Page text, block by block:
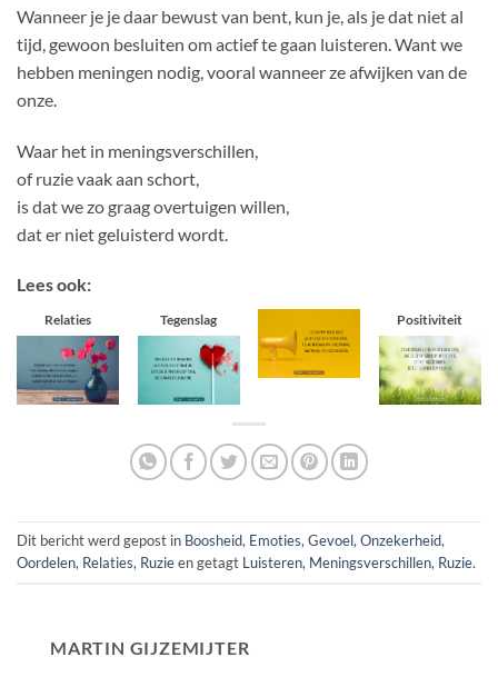
Wanneer je je daar bewust van bent, kun je, als je dat niet al
tijd, gewoon besluiten om actief te gaan luisteren. Want we
hebben meningen nodig, vooral wanneer ze afwijken van de
onze.
Waar het in meningsverschillen,
of ruzie vaak aan schort,
is dat we zo graag overtuigen willen,
dat er niet geluisterd wordt.
Lees ook:
Relaties Tegenslag Positiviteit
Dit bericht werd gepost in Boosheid, Emoties,Gevoel,Onzekerheid,
Oordelen, Relaties, Ruzieen getagt Luisteren, Meningsverschillen, Ruzie.
MARTIN GIJZEMIJTER